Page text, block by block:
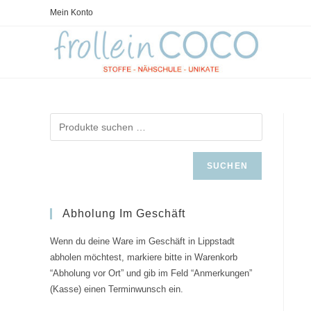
Mein Konto
SUCHEN
Abholung Im Geschäft
Wenn du deine Ware im Geschäft in Lippstadt
abholen möchtest, markiere bitte in Warenkorb
“Abholung vor Ort” und gib im Feld “Anmerkungen”
(Kasse) einen Terminwunsch ein.